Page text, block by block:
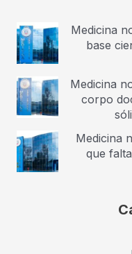
Medicina
base
Medicina
corpo
Medicina
que